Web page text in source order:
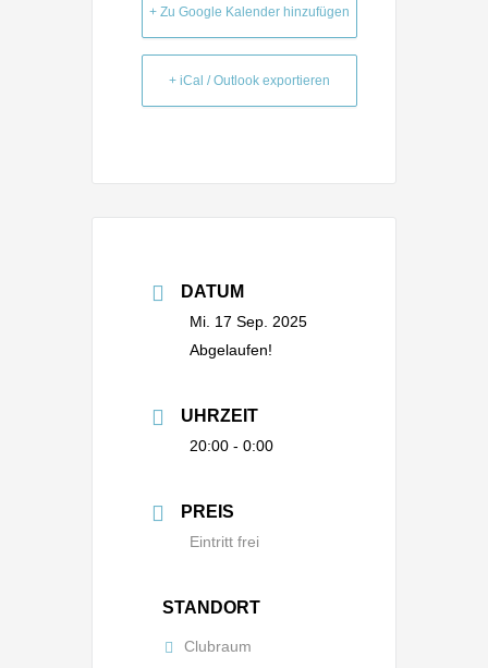
+ Zu Google Kalender hinzufügen
+ iCal / Outlook exportieren
DATUM
Mi. 17 Sep. 2025
Abgelaufen!
UHRZEIT
20:00 - 0:00
PREIS
Eintritt frei
STANDORT
Clubraum